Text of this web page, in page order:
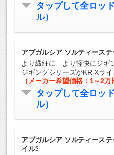
タップして全ロッ
ル）
アブガルシア ソルティース
より繊細に、より軽快にジギ
ジギングシリーズがKR-Xライ
（メーカー希望価格：1～2万
タップして全ロッ
ル）
アブガルシア ソルティース
イル3